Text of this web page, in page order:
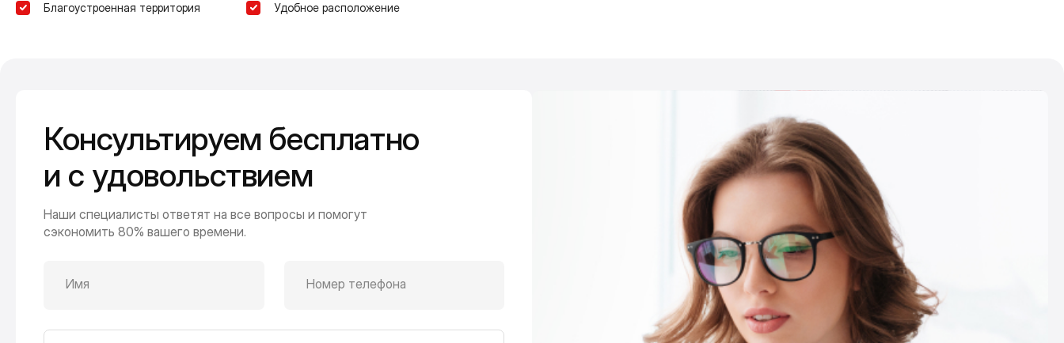
Благоустроенная территория Удобное расположение
Консультируем бесплатно
и с удовольствием
Наши специалисты ответят на все вопросы и помогут
сэкономить 80% вашего времени.
Имя Номер телефона